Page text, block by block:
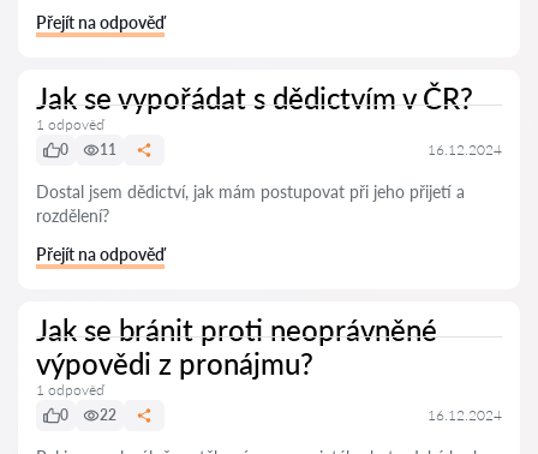
Přejít na odpověď
Jak se vypořádat s dědictvím v ČR?
1 odpověď
0
11 16.12.2024
Dostal jsem dědictví, jak mám postupovat při jeho přijetí a
rozdělení?
Přejít na odpověď
Jak se bránit proti neoprávněné
výpovědi z pronájmu?
1 odpověď
0
22 16.12.2024